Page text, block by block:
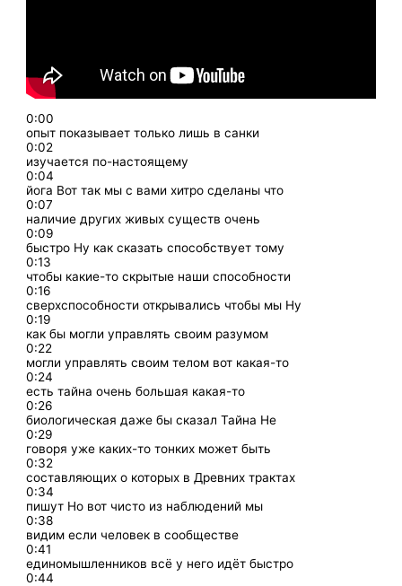
0:00
опыт показывает только лишь в санки
0:02
изучается по-настоящему
0:04
йога Вот так мы с вами хитро сделаны что
0:07
наличие других живых существ очень
0:09
быстро Ну как сказать способствует тому
0:13
чтобы какие-то скрытые наши способности
0:16
сверхспособности открывались чтобы мы Ну
0:19
как бы могли управлять своим разумом
0:22
могли управлять своим телом вот какая-то
0:24
есть тайна очень большая какая-то
0:26
биологическая даже бы сказал Тайна Не
0:29
говоря уже каких-то тонких может быть
0:32
составляющих о которых в Древних трактах
0:34
пишут Но вот чисто из наблюдений мы
0:38
видим если человек в сообществе
0:41
единомышленников всё у него идёт быстро
0:44